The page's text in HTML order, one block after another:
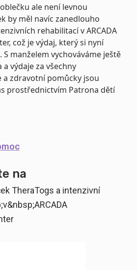
na
TheraTogs a intenzivní
ale není levnou
by měl navíc zanedlouho
rehabilitací v ARCADA
což je výdaj, který si nyní
manželem vychováváme ještě
výdaje za všechny
zdravotní pomůcky jsou
prostřednictvím Patrona dětí